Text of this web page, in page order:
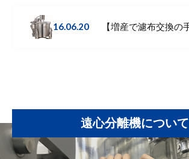
16.06.20
遠心分離機について